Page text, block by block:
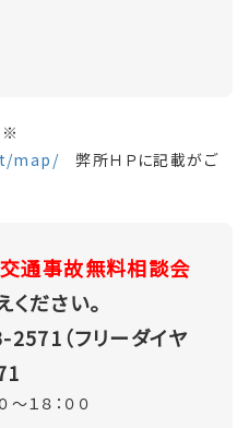
※
map/ 弊所ＨＰに記載がご
交通事故無料相談会
ください。
（フリーダイヤ
１８：００